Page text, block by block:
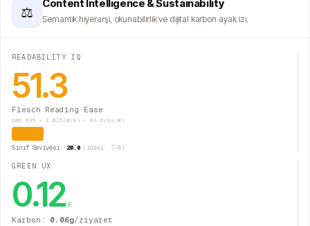
⚖
Content Intelligence & Sustainability
Semantik hiyerarşi, okunabilirlik ve dijital karbon ayak izi.
READABILITY IQ
51.3
Flesch Reading Ease
206.835 − 1.015(W/S) − 84.6(Sy/W)
Sınıf Seviyesi: 20.0(ideal: 7–8)
GREEN UX
0.12MB
Karbon: 0.06g/ziyaret